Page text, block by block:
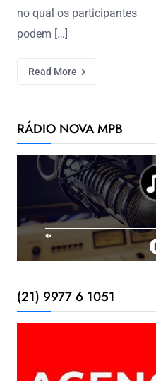
no qual os participantes
podem […]
Read More
RÁDIO NOVA MPB
(21) 9977 6 1051